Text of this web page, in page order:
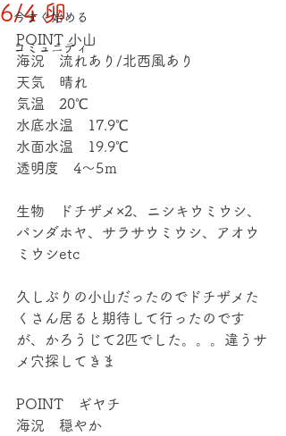
今すぐ始める
コミュニティ
6/4 卵
POINT 小山
海況　流れあり/北西風あり
天気　晴れ
気温　20℃
水底水温　17.9℃
水面水温　19.9℃
透明度　4～5ｍ
生物　ドチザメ×2、ニシキウミウシ、
パンダホヤ、サラサウミウシ、アオウ
ミウシetc
久しぶりの小山だったのでドチザメた
くさん居ると期待して行ったのです
が、かろうじて2匹でした。。。違うサ
メ穴探してきま
POINT　ギヤチ
海況　穏やか